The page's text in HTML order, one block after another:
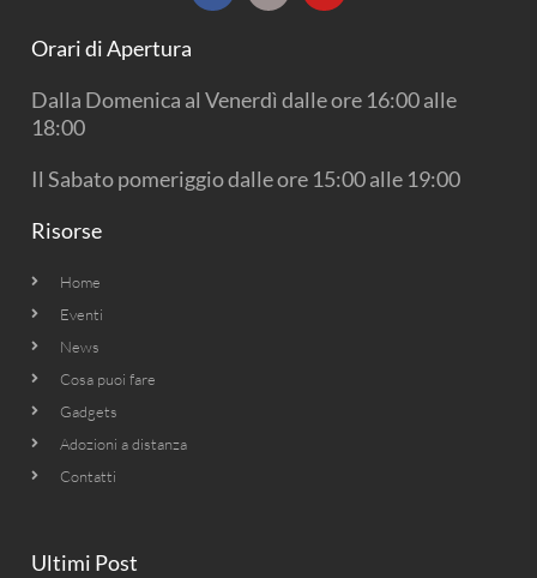
m
Orari di Apertura
Dalla Domenica al Venerdì dalle ore 16:00 alle
18:00
Il Sabato pomeriggio dalle ore 15:00 alle 19:00
Risorse
Home
Eventi
News
Cosa puoi fare
Gadgets
Adozioni a distanza
Contatti
Ultimi Post